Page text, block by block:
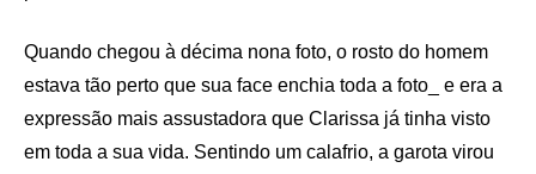
Quando chegou à décima nona foto, o rosto do homem
estava tão perto que sua face enchia toda a foto_ e era a
expressão mais assustadora que Clarissa já tinha visto
em toda a sua vida. Sentindo um calafrio, a garota virou